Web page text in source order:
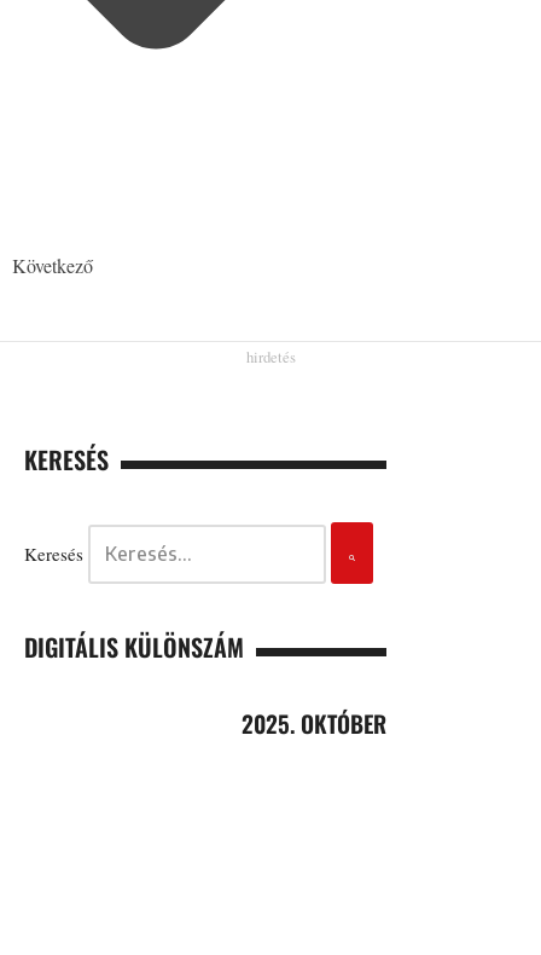
Következő
KERESÉS
Keresés
DIGITÁLIS KÜLÖNSZÁM
2025. OKTÓBER